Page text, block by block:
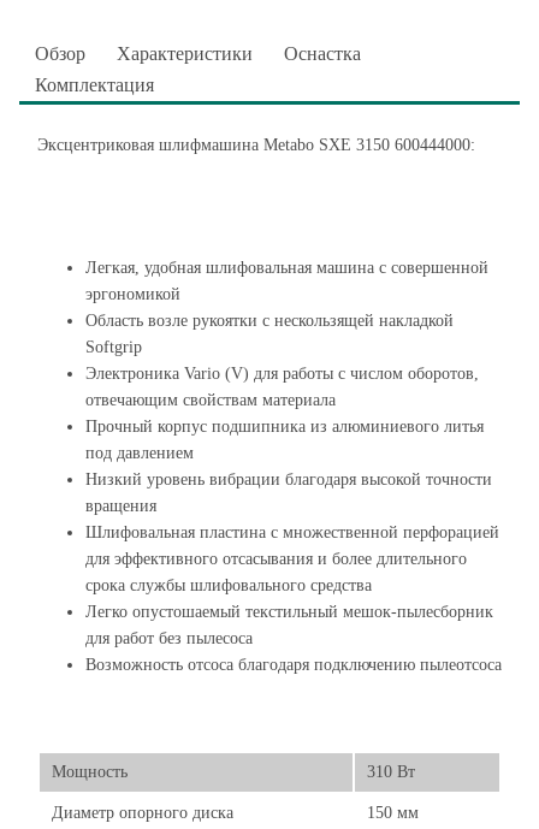
Обзор Характеристики
Оснастка
Комплектация
Эксцентриковая шлифмашина Metabo SXE 3150 600444000:
Легкая, удобная шлифовальная машина с совершенной
эргономикой
Область возле рукоятки с нескользящей накладкой
Softgrip
Электроника Vario (V) для работы с числом оборотов,
отвечающим свойствам материала
Прочный корпус подшипника из алюминиевого литья
под давлением
Низкий уровень вибрации благодаря высокой точности
вращения
Шлифовальная пластина с множественной перфорацией
для эффективного отсасывания и более длительного
срока службы шлифовального средства
Легко опустошаемый текстильный мешок-пылесборник
для работ без пылесоса
Возможность отсоса благодаря подключению пылеотсоса
Мощность 310 Вт
Диаметр опорного диска 150 мм